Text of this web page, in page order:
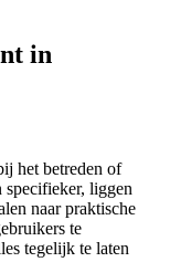
in
het betreden of
liggen
naar praktische
te
tegelijk te laten